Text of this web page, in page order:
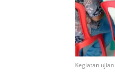
Kegiatan